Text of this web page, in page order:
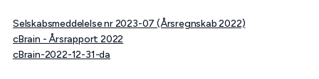
Selskabsmeddelelse nr 2023-07 (Årsregnskab 2022)
cBrain - Årsrapport 2022
cBrain-2022-12-31-da